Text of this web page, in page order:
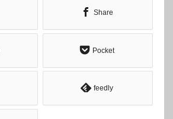
Share
Pocket
feedly